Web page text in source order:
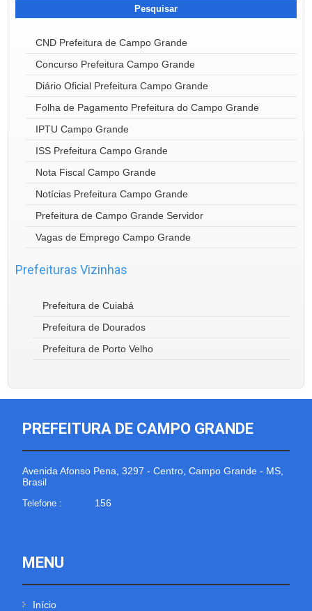
CND Prefeitura de Campo Grande
Concurso Prefeitura Campo Grande
Diário Oficial Prefeitura Campo Grande
Folha de Pagamento Prefeitura do Campo Grande
IPTU Campo Grande
ISS Prefeitura Campo Grande
Nota Fiscal Campo Grande
Notícias Prefeitura Campo Grande
Prefeitura de Campo Grande Servidor
Vagas de Emprego Campo Grande
Prefeituras Vizinhas
Prefeitura de Cuiabá
Prefeitura de Dourados
Prefeitura de Porto Velho
PREFEITURA DE CAMPO GRANDE
Avenida Afonso Pena, 3297 - Centro, Campo Grande - MS,
Brasil
Telefone : 156
MENU
Início